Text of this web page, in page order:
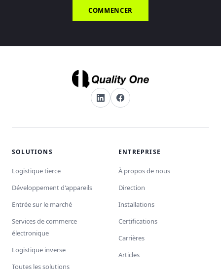
COMMENCER
SOLUTIONS
Logistique tierce
Développement d'appareils
Entrée sur le marché
Services de commerce
électronique
Logistique inverse
Toutes les solutions
ENTREPRISE
À propos de nous
Direction
Installations
Certifications
Carrières
Articles